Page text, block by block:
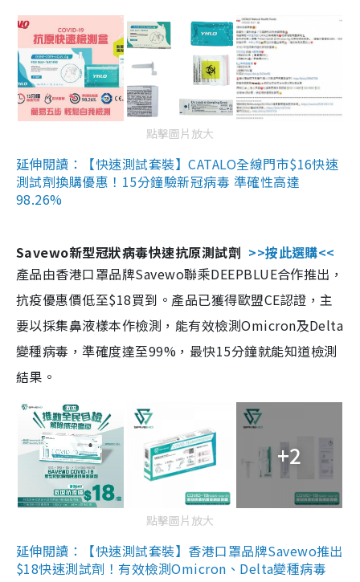
點擊圖片放大
延伸閱讀：【快速測試套裝】CATALO全線門市$16快速
測試劑換購優惠！15分鐘驗新冠病毒 準確性高達
98.26%
Savewo新型冠狀病毒快速抗原測試劑 >>按此選購<<
產品由香港口罩品牌Savewo聯乘DEEPBLUE合作推出，
抗疫優惠價低至$18買到。產品已獲得歐盟CE認證，主
要以採集鼻液樣本作檢測，能有效檢測Omicron及Delta
變種病毒，準確度達至99%，最快15分鐘就能知道檢測
結果。
+2
點擊圖片放大
延伸閱讀：【快速測試套裝】香港口罩品牌Savewo推出
$18快速測試劑！有效檢測Omicron、Delta變種病毒